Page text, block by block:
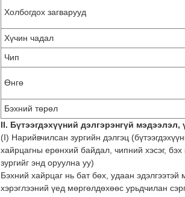
Холбогдох загварууд
Хүчин чадал
Чип
Өнгө
Бэхний төрөл
II. Бүтээгдэхүүний дэлгэрэнгүй мэдээлэл,
(I) Нарийвчилсан зургийн дэлгэц
хайрцагны ерөнхий байдал, чипний хэсэг,
зургийг энд оруулна уу)
Бэхний хайрцаг нь бат бөх, удаан
хэрэглээний үед мөргөлдөхөөс урьдчилан